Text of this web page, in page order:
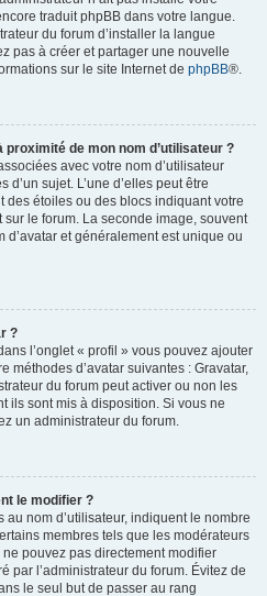
traduit phpBB dans votre langue.
du forum d’installer la langue
pas à créer et partager une nouvelle
sur le site Internet de phpBB®.
de mon nom d’utilisateur ?
avec votre nom d’utilisateur
sujet. L’une d’elles peut être
des étoiles ou des blocs indiquant votre
le forum. La seconde image, souvent
et généralement est unique ou
?
l’onglet « profil » vous pouvez ajouter
méthodes d’avatar suivantes : Gravatar,
du forum peut activer ou non les
ils sont mis à disposition. Si vous ne
un administrateur du forum.
le modifier ?
nom d’utilisateur, indiquent le nombre
membres tels que les modérateurs
pouvez pas directement modifier
par l’administrateur du forum. Évitez de
le seul but de passer au rang